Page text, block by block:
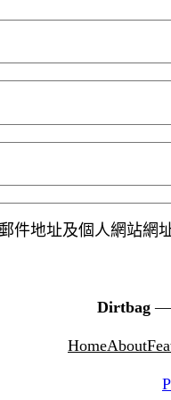
件地址及個人網站網
Dirtbag—
HomeAbout